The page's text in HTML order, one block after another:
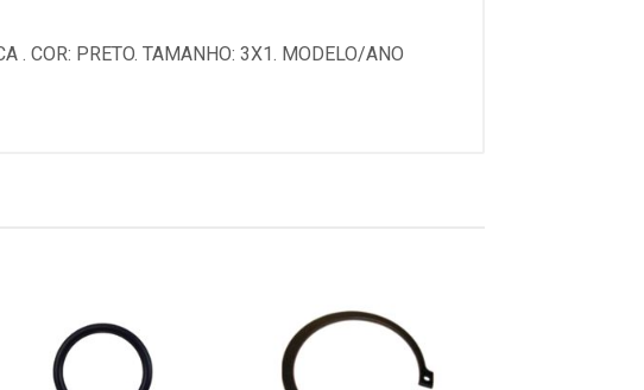
. COR: PRETO. TAMANHO: 3X1. MODELO/ANO